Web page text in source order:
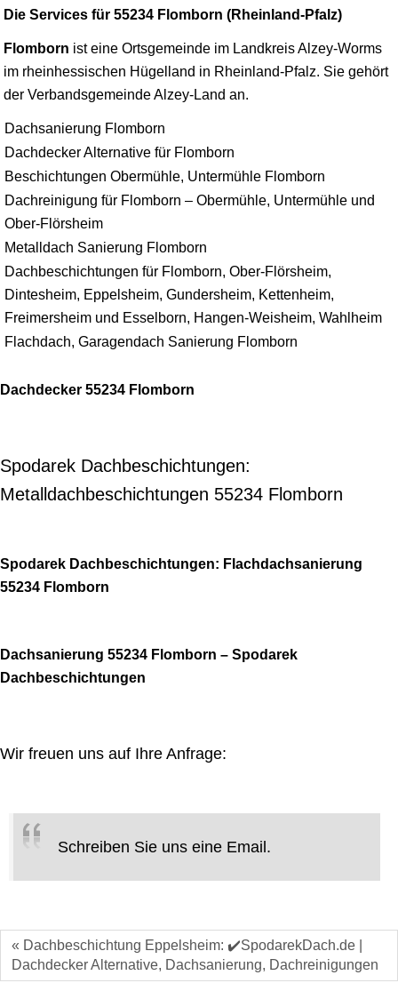
Die Services für 55234 Flomborn (Rheinland-Pfalz)
Flomborn ist eine Ortsgemeinde im LandkreisAlzey-Worms
im rheinhessischen Hügelland in Rheinland-Pfalz. Sie gehört
der Verbandsgemeinde Alzey-Land an.
Dachsanierung Flomborn
Dachdecker Alternative für Flomborn
Beschichtungen Obermühle, Untermühle Flomborn
Dachreinigung für Flomborn – Obermühle, Untermühle und
Ober-Flörsheim
Metalldach Sanierung Flomborn
Dachbeschichtungen für Flomborn, Ober-Flörsheim,
Dintesheim, Eppelsheim, Gundersheim, Kettenheim,
Freimersheim und Esselborn, Hangen-Weisheim, Wahlheim
Flachdach, Garagendach Sanierung Flomborn
Dachdecker 55234 Flomborn
Spodarek Dachbeschichtungen:
Metalldachbeschichtungen 55234 Flomborn
Spodarek Dachbeschichtungen: Flachdachsanierung
55234 Flomborn
Dachsanierung 55234 Flomborn – Spodarek
Dachbeschichtungen
Wir freuen uns auf Ihre Anfrage:
Schreiben Sie uns eine Email.
« Dachbeschichtung Eppelsheim: ✔️SpodarekDach.de |
Dachdecker Alternative, Dachsanierung, Dachreinigungen